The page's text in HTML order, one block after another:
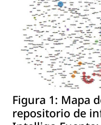
Figura 1: Mapa
repositorio de